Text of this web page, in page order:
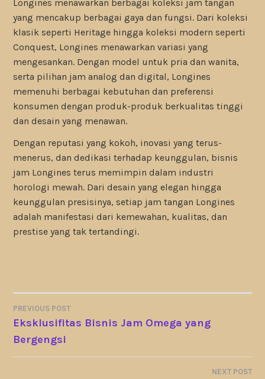
Longines menawarkan berbagai koleksi jam tangan
yang mencakup berbagai gaya dan fungsi. Dari koleksi
klasik seperti Heritage hingga koleksi modern seperti
Conquest, Longines menawarkan variasi yang
mengesankan. Dengan model untuk pria dan wanita,
serta pilihan jam analog dan digital, Longines
memenuhi berbagai kebutuhan dan preferensi
konsumen dengan produk-produk berkualitas tinggi
dan desain yang menawan.
Dengan reputasi yang kokoh, inovasi yang terus-
menerus, dan dedikasi terhadap keunggulan, bisnis
jam Longines terus memimpin dalam industri
horologi mewah. Dari desain yang elegan hingga
keunggulan presisinya, setiap jam tangan Longines
adalah manifestasi dari kemewahan, kualitas, dan
prestise yang tak tertandingi.
POST
NAVIGATION
PREVIOUS POST
Eksklusifitas Bisnis Jam Omega yang
Bergengsi
NEXT POST